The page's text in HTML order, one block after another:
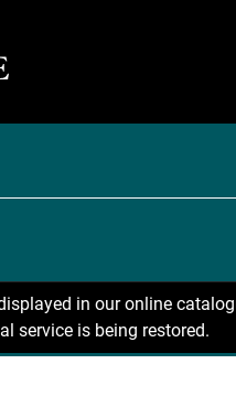
in our online
service is being restored.